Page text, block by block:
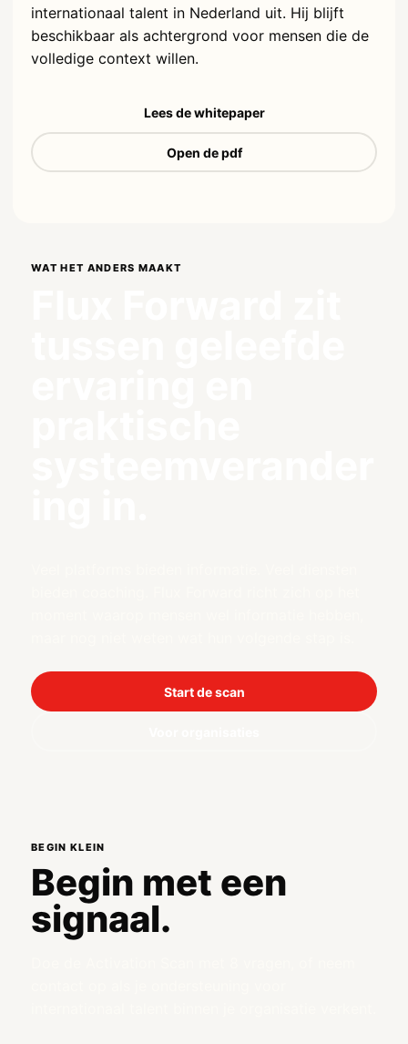
internationaal talent in Nederland uit. Hij blijft
beschikbaar als achtergrond voor mensen die de
volledige context willen.
Lees de whitepaper
Open de pdf
WAT HET ANDERS MAAKT
Start de scan
BEGIN KLEIN
Begin met een
signaal.